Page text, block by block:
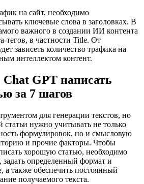
на сайт, необходимо
ключевые слова в заголовках. В
важного в создании ИИ контента
тегов, в частности Title. От
зависеть количество трафика на
интеллектом контент.
Chat GPT написать
за 7 шагов
для генерации текстов, но
статьи нужно учитывать не только
формулировок, но и смысловую
и прочие факторы. Чтобы
хорошую статью, необходимо
задать определенный формат и
а также обеспечить постоянный
получаемого текста.